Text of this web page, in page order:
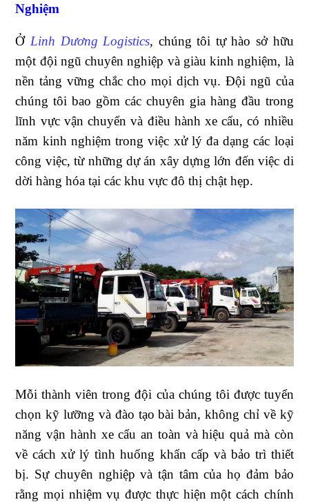
Nghiệm
Ở Linh Dương Logistics, chúng tôi tự hào sở hữu
một đội ngũ chuyên nghiệp và giàu kinh nghiệm, là
nền tảng vững chắc cho mọi dịch vụ. Đội ngũ của
chúng tôi bao gồm các chuyên gia hàng đầu trong
lĩnh vực vận chuyển và điều hành xe cẩu, có nhiều
năm kinh nghiệm trong việc xử lý đa dạng các loại
công việc, từ những dự án xây dựng lớn đến việc di
dời hàng hóa tại các khu vực đô thị chật hẹp.
Mỗi thành viên trong đội của chúng tôi được tuyển
chọn kỹ lưỡng và đào tạo bài bản, không chỉ về kỹ
năng vận hành xe cẩu an toàn và hiệu quả mà còn
về cách xử lý tình huống khẩn cấp và bảo trì thiết
bị. Sự chuyên nghiệp và tận tâm của họ đảm bảo
rằng mọi nhiệm vụ được thực hiện một cách chính